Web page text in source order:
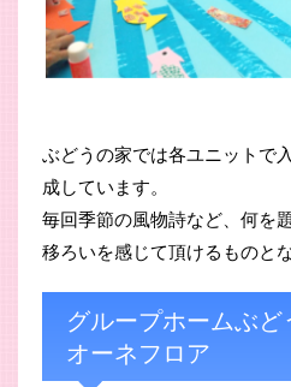
ぶどうの家では各ユニットで
成しています。
毎回季節の風物詩など、何を
移ろいを感じて頂けるものと
グループホームぶ
オーネフロア